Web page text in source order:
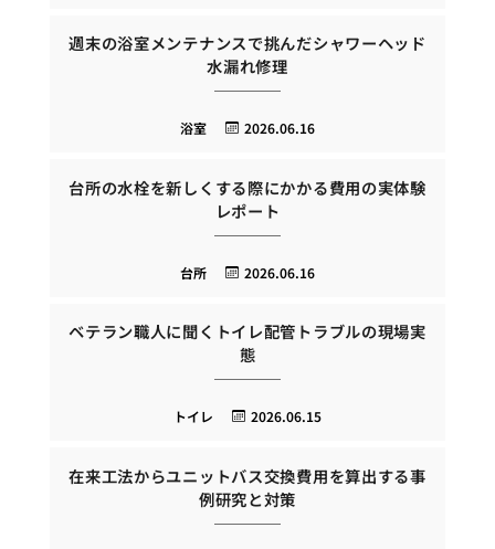
週末の浴室メンテナンスで挑んだシャワーヘッド
水漏れ修理
2026.06.16
浴室
台所の水栓を新しくする際にかかる費用の実体験
レポート
2026.06.16
台所
ベテラン職人に聞くトイレ配管トラブルの現場実
態
2026.06.15
トイレ
在来工法からユニットバス交換費用を算出する事
例研究と対策